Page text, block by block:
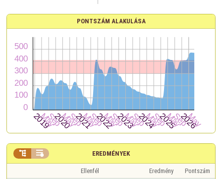
PONTSZÁM ALAKULÁSA
EREDMÉNYEK
 
Ellenfél Eredmény
Pontszám